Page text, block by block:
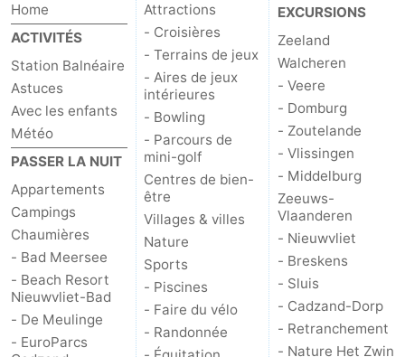
Nature
Het
Zwin
Flandre-
Occidentale
-
Bruges
-
Gand
La
côte
-
Knokke-
Heist
-
Zeebrugge
Blankenberge
-
Wenduine
Météo
Home
ACTIVITÉS
Station Balnéaire
Astuces
Avec les enfants
Météo
PASSER LA NUIT
Appartements
Campings
Chaumières
- Bad Meersee
- Beach Resort
Nieuwvliet-Bad
- De Meulinge
- EuroParcs
Attractions
- Croisières
- Terrains de jeux
- Aires de jeux
intérieures
- Bowling
- Parcours de
mini-golf
Centres de bien-
être
Villages & villes
Nature
Sports
- Piscines
- Faire du vélo
- Randonnée
EXCURSIONS
Zeeland
Walcheren
- Veere
- Domburg
- Zoutelande
- Vlissingen
- Middelburg
Zeeuws-
Vlaanderen
- Nieuwvliet
- Breskens
- Sluis
- Cadzand-Dorp
- Retranchement
- Nature Het Zwin